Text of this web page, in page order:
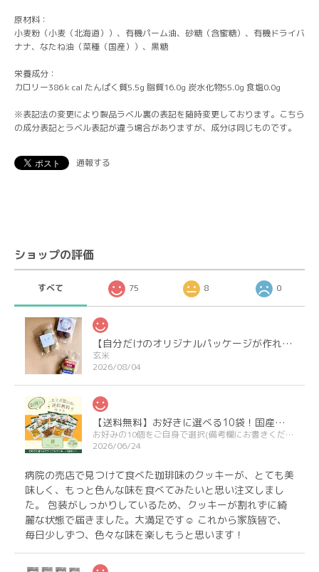
原材料：
小麦粉（小麦（北海道））、有機パーム油、砂糖（含蜜糖）、有機ドライバ
ナナ、なたね油（菜種（国産））、黒糖
栄養成分：
カロリー386ｋcal たんぱく質5.5g 脂質16.0g 炭水化物55.0g 食塩0.0g
※表記法の変更により製品ラベル裏の表記を随時変更しております。こちら
の成分表記とラベル表記が違う場合がありますが、成分は同じものです。
通報する
ショップの評価
すべて 75 8 0
【自分だけのオリジナルパッケージが作れる】プチギフト＆ノベルティクッキー
玄米
2026/08/04
【送料無料】お好きに選べる10袋！国産小麦のナチュラルクッキー
お好みの10個をご自身で選択(備考欄にお書きください)
2026/06/24
病院の売店で見つけて食べた珈琲味のクッキーが、とても美
味しく、もっと色んな味を食べてみたいと思い注文しまし
た。 包装がしっかりしているため、クッキーが割れずに綺
麗な状態で届きました。大満足です☺ これから家族皆で、
毎日少しずつ、色々な味を楽しもうと思います！